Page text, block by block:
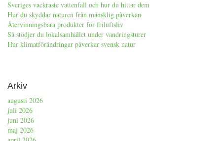
Sveriges vackraste vattenfall och hur du hittar dem
Hur du skyddar naturen från mänsklig påverkan
Återvinningsbara produkter för friluftsliv
Så stödjer du lokalsamhället under vandringsturer
Hur klimatförändringar påverkar svensk natur
Arkiv
augusti 2026
juli 2026
juni 2026
maj 2026